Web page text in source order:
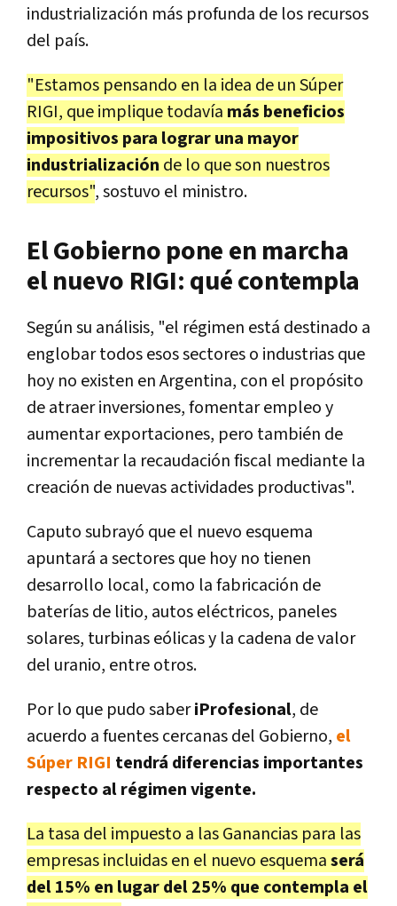
industrialización más profunda de los recursos
del país.
"Estamos pensando en la idea de un Súper
RIGI, que implique todavía más beneficios
impositivos para lograr una mayor
industrialización de lo que son nuestros
recursos", sostuvo el ministro.
El Gobierno pone en marcha
el nuevo RIGI: qué contempla
Según su análisis, "el régimen está destinado a
englobar todos esos sectores o industrias que
hoy no existen en Argentina, con el propósito
de atraer inversiones, fomentar empleo y
aumentar exportaciones, pero también de
incrementar la recaudación fiscal mediante la
creación de nuevas actividades productivas".
Caputo subrayó que el nuevo esquema
apuntará a sectores que hoy no tienen
desarrollo local, como la fabricación de
baterías de litio, autos eléctricos, paneles
solares, turbinas eólicas y la cadena de valor
del uranio, entre otros.
Por lo que pudo saberiProfesional, de
acuerdo a fuentes cercanas del Gobierno, el
Súper RIGI tendrá diferencias importantes
respecto al régimen vigente.
La tasa del impuesto a las Ganancias para las
empresas incluidas en el nuevo esquemaserá
del 15% en lugar del 25% que contempla el